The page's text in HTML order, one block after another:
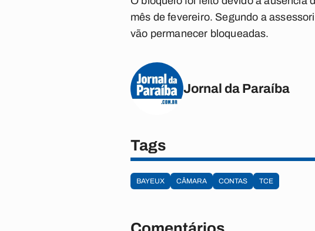
mês de fevereiro. Segundo a
vão permanecer bloqueadas.
Jornal da Paraíba
Tags
BAYEUX CÂMARA CONTAS TCE